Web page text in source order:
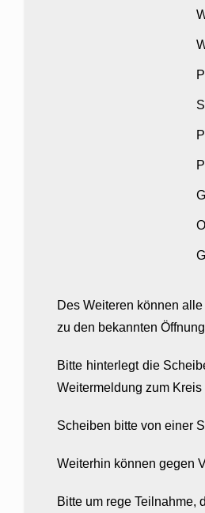
Des Weiteren können
zu den bekannten
Bitte hinterlegt die
Weitermeldung zum
Scheiben bitte von einer
Weiterhin können gegen
Bitte um rege Teilnahme,